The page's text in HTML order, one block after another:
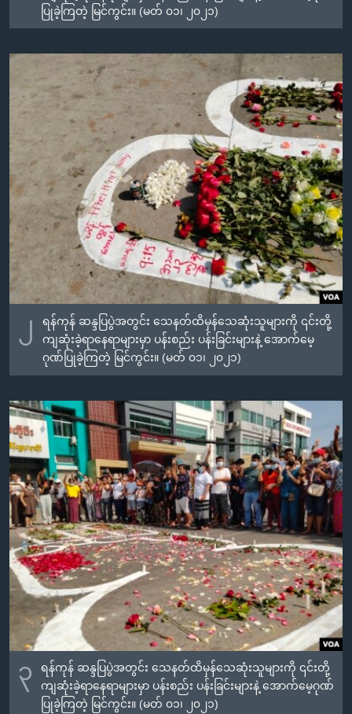
ပြုခဲ့ကြတဲ့ မြင်ကွင်း။ (မတ် ၀၁၊ ၂၀၂၁)
၂
ရန်ကုန် ဆန္ဒပြပွဲအတွင်း သေနတ်ထိမှန်သေဆုံးသူများကို ၎င်းတို့
ကျဆုံးခဲ့ရာနေရာများမှာ ပန်းစည်း ပန်းခြင်းများနဲ့ အောက်မေ့
ဂုဏ်ပြုခဲ့ကြတဲ့ မြင်ကွင်း။ (မတ် ၀၁၊ ၂၀၂၁)
၃
ရန်ကုန် ဆန္ဒပြပွဲအတွင်း သေနတ်ထိမှန်သေဆုံးသူများကို ၎င်းတို့
ကျဆုံးခဲ့ရာနေရာများမှာ ပန်းစည်း ပန်းခြင်းများနဲ့ အောက်မေ့ဂုဏ်
ပြုခဲ့ကြတဲ့ မြင်ကွင်း။ (မတ် ၀၁၊ ၂၀၂၁)